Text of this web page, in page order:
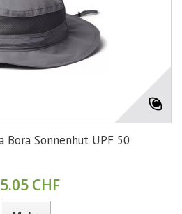
Bora Sonnenhut UPF 50
CHF